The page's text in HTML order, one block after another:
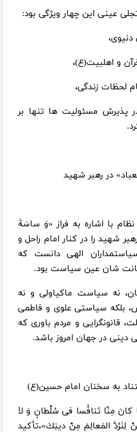
عینی این چهار ویژگی بود:
و اهلبیت(ع)،
لحظات زندگی،
پذیرش مسئولیت ها تنها بر
در رهبر شهید
با اشاره به فراز «وَ ساسَةَ
شهید را در کنار امام راحل و
الهی دانست که
شان عین سیاست بود.
نه سیاست ماکیاولی و نه
بلکه سیاستی علوی و فاطمی
قانونگرایی و مردم باوری که
دینی در جهان امروز باشد.
به سخنان امام حسین(ع)
كانَ مِنّا تَنافُسا فى سُلْطانٍ وَ لاَ
لِنَرُدَّ المَعالِمَ مِنْ دينِكَ»،تأکید